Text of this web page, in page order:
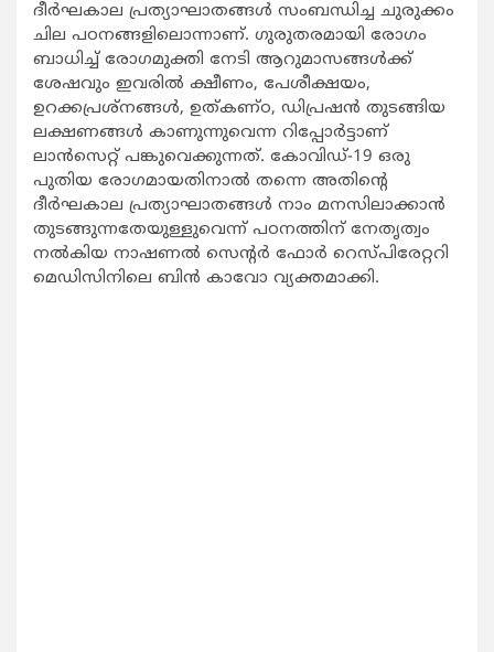
ദീർഘകാല പ്രത്യാഘാതങ്ങൾ സംബന്ധിച്ച ചുരുക്കം
ചില പഠനങ്ങളിലൊന്നാണ്. ഗുരുതരമായി രോഗം
ബാധിച്ച് രോഗമുക്തി നേടി ആറുമാസങ്ങൾക്ക്
ശേഷവും ഇവരിൽ ക്ഷീണം, പേശീക്ഷയം,
ഉറക്കപ്രശ്നങ്ങൾ, ഉത്കണ്ഠ, ഡിപ്രഷൻ തുടങ്ങിയ
ലക്ഷണങ്ങൾ കാണുന്നുവെന്ന റിപ്പോർട്ടാണ്
ലാൻസെറ്റ് പങ്കുവെക്കുന്നത്. കോവിഡ്-19 ഒരു
പുതിയ രോഗമായതിനാൽ തന്നെ അതിന്റെ
ദീർഘകാല പ്രത്യാഘാതങ്ങൾ നാം മനസിലാക്കാൻ
തുടങ്ങുന്നതേയുള്ളുവെന്ന് പഠനത്തിന് നേതൃത്വം
നൽകിയ നാഷണ‍ൽ സെന്റർ ഫോർ റെസ്പിരേറ്ററി
മെഡിസിനിലെ ബിൻ കാവോ വ്യക്തമാക്കി.